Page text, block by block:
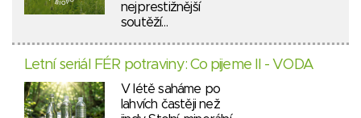
nejprestižnější
soutěží…
Letní seriál FÉR potraviny: Co pijeme II - VODA
V létě saháme po
lahvích častěji než